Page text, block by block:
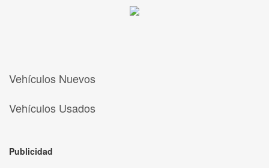
Vehículos Nuevos
Vehículos Usados
Publicidad